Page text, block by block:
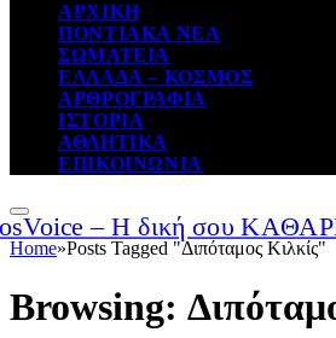
ΑΡΧΙΚΗ
ΠΟΝΤΙΑΚΑ ΝΕΑ
ΣΩΜΑΤΕΙΑ
ΕΛΛΑΔΑ – ΚΟΣΜΟΣ
ΑΡΘΡΟΓΡΑΦΙΑ
ΙΣΤΟΡΙΑ
ΑΘΛΗΤΙΚΑ
ΕΠΙΚΟΙΝΩΝΙΑ
Home»Posts Tagged "Διπόταμος Κιλκίς"
Browsing: